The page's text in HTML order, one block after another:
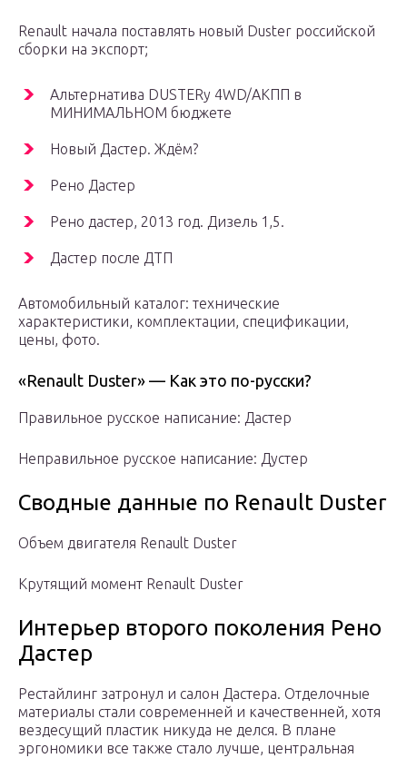
Renault начала поставлять новый Duster российской
сборки на экспорт;
Альтернатива DUSTERу 4WD/АКПП в
МИНИМАЛЬНОМ бюджете
Новый Дастер. Ждём?
Рено Дастер
Рено дастер, 2013 год. Дизель 1,5.
Дастер после ДТП
Автомобильный каталог: технические
характеристики, комплектации, спецификации,
цены, фото.
«Renault Duster» — Как это по-русски?
Правильное русское написание: Дастер
Неправильное русское написание: Дустер
Сводные данные по Renault Duster
Объем двигателя Renault Duster
Крутящий момент Renault Duster
Интерьер второго поколения Рено
Дастер
Рестайлинг затронул и салон Дастера. Отделочные
материалы стали современней и качественней, хотя
вездесущий пластик никуда не делся. В плане
эргономики все также стало лучше, центральная